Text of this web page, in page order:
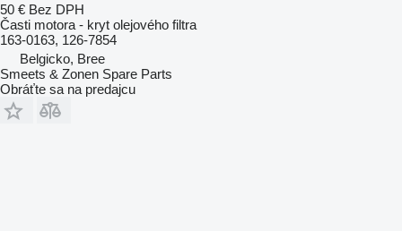
50 € Bez DPH
Časti motora - kryt olejového filtra
163-0163, 126-7854
Belgicko, Bree
Smeets & Zonen Spare Parts
Obráťte sa na predajcu